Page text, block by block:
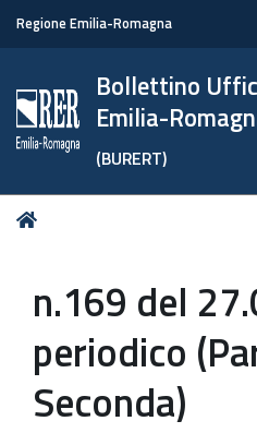
Regione Emilia-Romagna
Bollettino
Emilia-
(BURERT)
Tu
n.169 del
periodico
Seconda)